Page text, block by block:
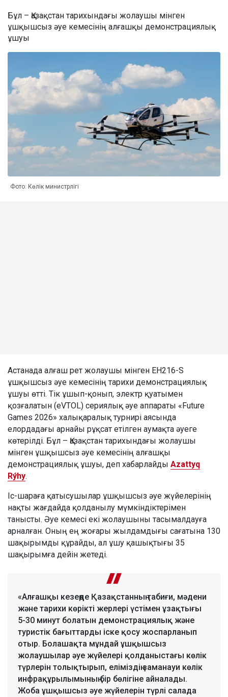
Бұл – Қазақстан тарихындағы жолаушы мінген
ұшқышсыз әуе кемесінің алғашқы демонстрациялық
ұшуы
Фото: Көлік министрлігі
Астанада алғаш рет жолаушы мінген EH216-S
ұшқышсыз әуе кемесінің тарихи демонстрациялық
ұшуы өтті. Тік ұшып-қонып, электр қуатымен
қозғалатын (eVTOL) сериялық әуе аппараты «Future
Games 2026» халықаралық турнирі аясында
елордадағы арнайы рұқсат етілген аумақта әуеге
көтерілді. Бұл – Қазақстан тарихындағы жолаушы
мінген ұшқышсыз әуе кемесінің алғашқы
демонстрациялық ұшуы, деп хабарлайды Azattyq
Rýhy.
Іс-шараға қатысушылар ұшқышсыз әуе жүйелерінің
нақты жағдайда қолданылу мүмкіндіктерімен
танысты. Әуе кемесі екі жолаушыны тасымалдауға
арналған. Оның ең жоғары жылдамдығы сағатына 130
шақырымды құрайды, ал ұшу қашықтығы 35
шақырымға дейін жетеді.
«Алғашқы кезеңде Қазақстанның табиғи, мәдени
және тарихи көрікті жерлері үстімен ұзақтығы
5-30 минут болатын демонстрациялық және
туристік бағыттарды іске қосу жоспарланып
отыр. Болашақта мұндай ұшқышсыз
жолаушылар әуе жүйелері қолданыстағы көлік
түрлерін толықтырып, еліміздің заманауи көлік
инфрақұрылымының бір бөлігіне айналады.
Жоба ұшқышсыз әуе жүйелерін түрлі салада